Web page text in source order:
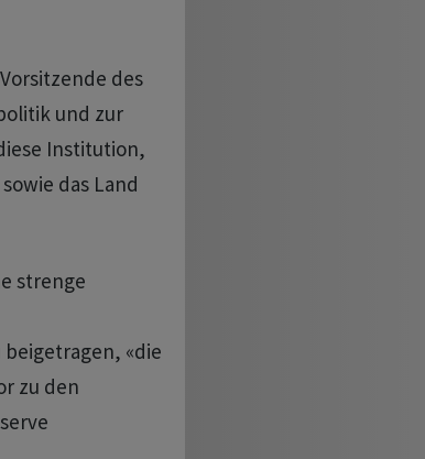
des
und zur
Institution,
das Land
strenge
«die
zu den